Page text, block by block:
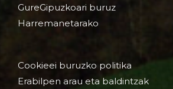
GureGipuzkoari buruz
Harremanetarako
Cookieei buruzko politika
Erabilpen arau eta baldintzak